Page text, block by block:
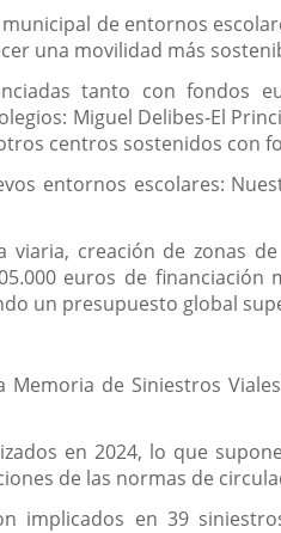
de entornos
una movilidad más
tanto con fondos
Miguel Delibes-El
centros sostenidos con
entornos escolares:
creación de zonas
euros de
un presupuesto global
de Siniestros
en 2024, lo que
de las normas de
implicados en 39